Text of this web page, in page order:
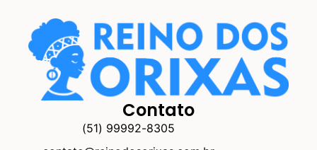
Contato
(51) 99992-8305